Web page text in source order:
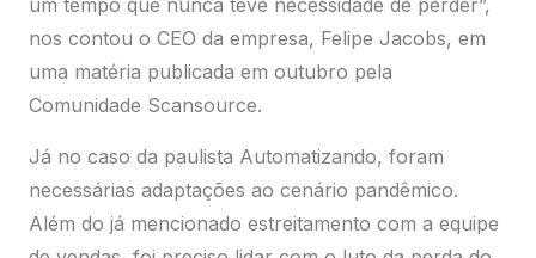
Selecione abaixo uma das opções e faça
o login para acessar.
Acesse os serviços relacionados a comissões.
Preciso de ajuda
necessárias adaptações ao cenário pandêmico.
Além do já mencionado estreitamento com a equipe
de vendas, foi preciso lidar com o luto da perda do
convívio diário. “O maior desafio para nós foi
aprender a lidar com o distanciamento. Nossa
equipe é muito unida e, mesmo com a correria do
dia a dia, sempre achávamos um tempo para
comentar sobre nossas famílias, viagens, sonhos”,